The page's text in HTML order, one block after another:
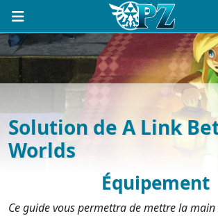
Solution de A Link
Worlds
Équipement
Ce guide vous permettra de mettre la main